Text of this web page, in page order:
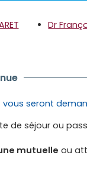
Dr
seront
de séjour ou
mutuelle ou